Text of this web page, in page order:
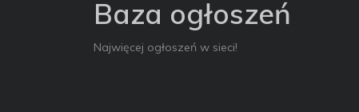
Baza ogłoszeń
Najwięcej ogłoszeń w sieci!